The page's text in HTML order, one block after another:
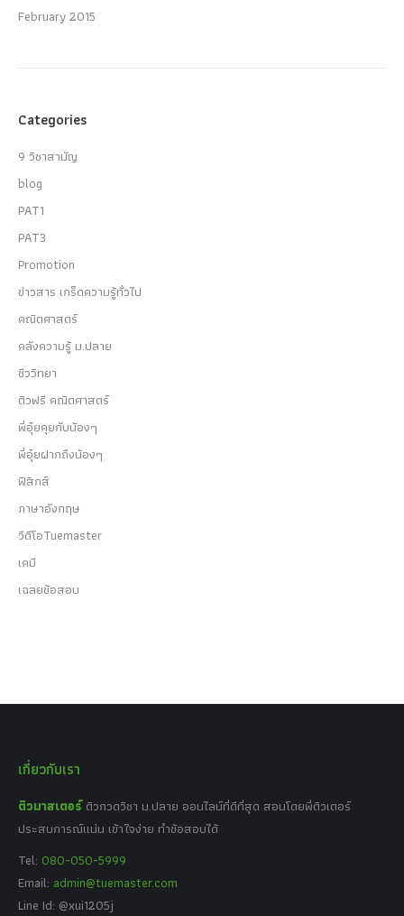
February 2015
Categories
9 วิชาสามัญ
blog
PAT1
PAT3
Promotion
ข่าวสาร เกร็ดความรู้ทั่วไป
คณิตศาสตร์
คลังความรู้ ม.ปลาย
ชีววิทยา
ติวฟรี คณิตศาสตร์
พี่อุ๋ยคุยกับน้องๆ
พี่อุ๋ยฝากถึงน้องๆ
ฟิสิกส์
ภาษาอังกฤษ
วีดีโอTuemaster
เคมี
เฉลยข้อสอบ
เกี่ยวกับเรา
ติวมาสเตอร์ ติวกวดวิชา ม.ปลาย ออนไลน์ที่ดีที่สุด สอนโดยพี่ติวเตอร์
ประสบการณ์แน่น เข้าใจง่าย ทำข้อสอบได้
Tel: 080-050-5999
Email: admin@tuemaster.com
Line Id: @xui1205j